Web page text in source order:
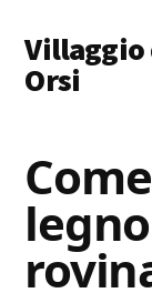
main
content
primary
sidebar
footer
menu
Villaggio
Orsi
Dove
Imparare
Tutto